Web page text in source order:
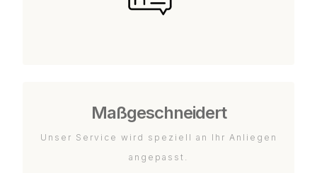
Maßgeschneidert
Unser Service wird speziell an Ihr Anliegen
angepasst.